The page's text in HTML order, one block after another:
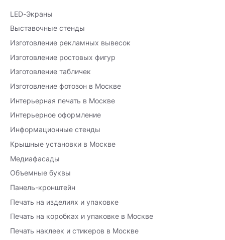
LED-Экраны
Выставочные стенды
Изготовление рекламных вывесок
Изготовление ростовых фигур
Изготовление табличек
Изготовление фотозон в Москве
Интерьерная печать в Москве
Интерьерное оформление
Информационные стенды
Крышные установки в Москве
Медиафасады
Объемные буквы
Панель-кронштейн
Печать на изделиях и упаковке
Печать на коробках и упаковке в Москве
Печать наклеек и стикеров в Москве